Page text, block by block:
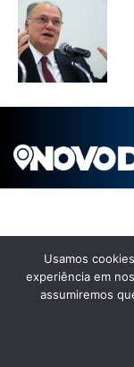
Usamos
experiência em
assumiremos